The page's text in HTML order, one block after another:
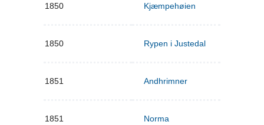
1850 Kjæmpehøien
1850 Rypen i Justedal
1851 Andhrimner
1851 Norma